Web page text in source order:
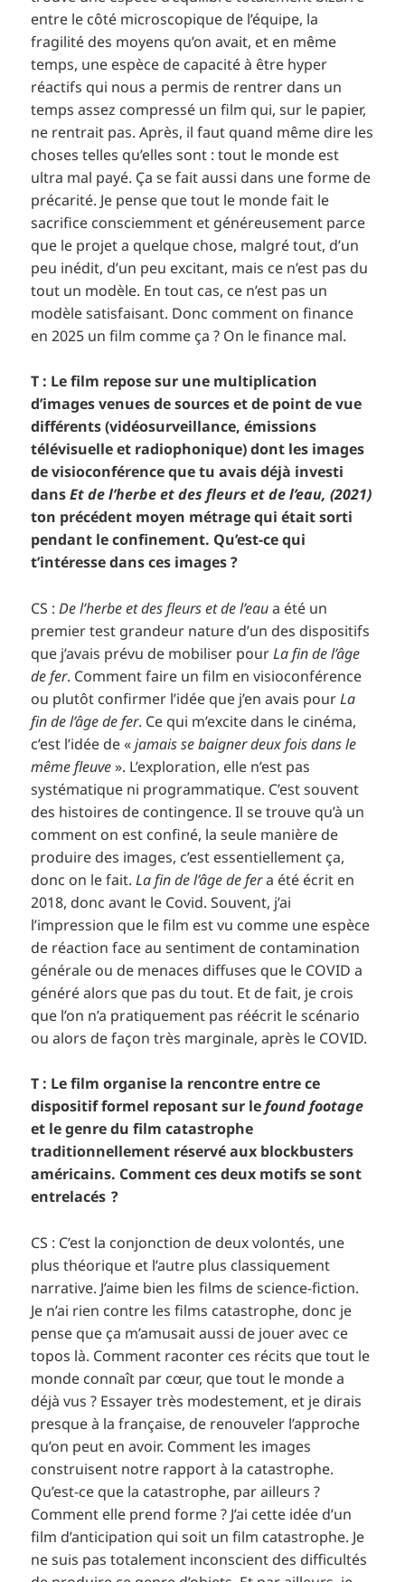
entre le côté microscopique de l’équipe, la
fragilité des moyens qu’on avait, et en même
temps, une espèce de capacité à être hyper
réactifs qui nous a permis de rentrer dans un
temps assez compressé un film qui, sur le papier,
ne rentrait pas. Après, il faut quand même dire les
choses telles qu’elles sont : tout le monde est
ultra mal payé. Ça se fait aussi dans une forme de
précarité. Je pense que tout le monde fait le
sacrifice consciemment et généreusement parce
que le projet a quelque chose, malgré tout, d’un
peu inédit, d’un peu excitant, mais ce n’est pas du
tout un modèle. En tout cas, ce n’est pas un
modèle satisfaisant. Donc comment on finance
en 2025 un film comme ça ? On le finance mal.
T : Le film repose sur une multiplication
d’images venues de sources et de point de vue
différents (vidéosurveillance, émissions
télévisuelle et radiophonique) dont les images
de visioconférence que tu avais déjà investi
dansEt de l’herbe et des fleurs et de l’eau, (2021)
ton précédent moyen métrage qui était sorti
pendant le confinement. Qu’est-ce qui
t’intéresse dans ces images ?
CS :De l’herbe et des fleurs et de l’eaua été un
premier test grandeur nature d’un des dispositifs
que j’avais prévu de mobiliser pourLa fin de l’âge
de fer. Comment faire un film en visioconférence
ou plutôt confirmer l’idée que j’en avais pourLa
fin de l’âge de fer. Ce qui m’excite dans le cinéma,
c’est l’idée de «jamais se baigner deux fois dans le
même fleuve». L’exploration, elle n’est pas
systématique ni programmatique. C’est souvent
des histoires de contingence. Il se trouve qu’à un
comment on est confiné, la seule manière de
produire des images, c’est essentiellement ça,
donc on le fait.La fin de l’âge de fera été écrit en
2018, donc avant le Covid. Souvent, j’ai
l’impression que le film est vu comme une espèce
de réaction face au sentiment de contamination
générale ou de menaces diffuses que le COVID a
généré alors que pas du tout. Et de fait, je crois
que l’on n’a pratiquement pas réécrit le scénario
ou alors de façon très marginale, après le COVID.
T : Le film organise la rencontre entre ce
dispositif formel reposant sur lefound footage
et le genre du film catastrophe
traditionnellement réservé aux blockbusters
américains. Comment ces deux motifs se sont
entrelacés ?
CS : C’est la conjonction de deux volontés, une
plus théorique et l’autre plus classiquement
narrative. J’aime bien les films de science-fiction.
Je n’ai rien contre les films catastrophe, donc je
pense que ça m’amusait aussi de jouer avec ce
topos là. Comment raconter ces récits que tout le
monde connaît par cœur, que tout le monde a
déjà vus ? Essayer très modestement, et je dirais
presque à la française, de renouveler l’approche
qu’on peut en avoir. Comment les images
construisent notre rapport à la catastrophe.
Qu’est-ce que la catastrophe, par ailleurs ?
Comment elle prend forme ? J’ai cette idée d’un
film d’anticipation qui soit un film catastrophe. Je
ne suis pas totalement inconscient des difficultés